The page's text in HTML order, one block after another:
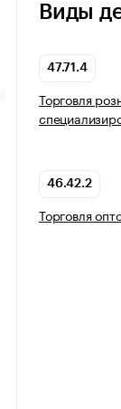
Виды
47.71.4
Торговля
46.42.2
Торговля